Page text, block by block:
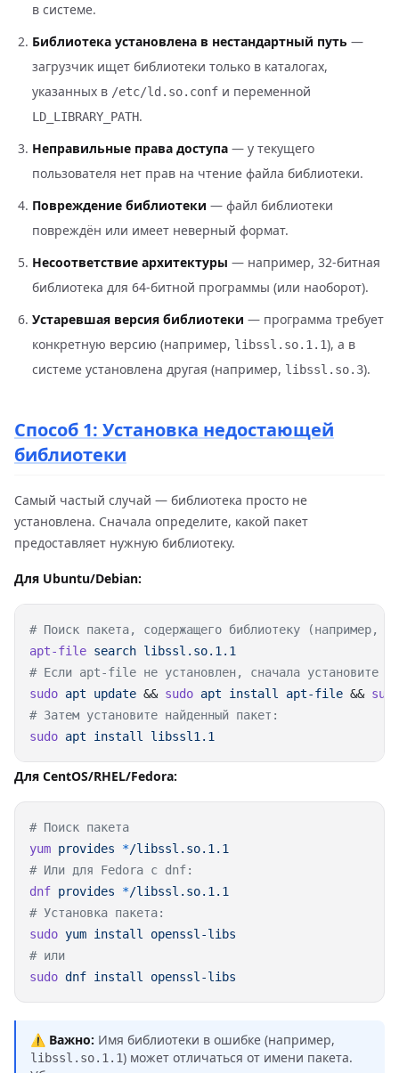
в системе.
Библиотека установлена в нестандартный путь —
загрузчик ищет библиотеки только в каталогах,
указанных в /etc/ld.so.conf и переменной
LD_LIBRARY_PATH.
Неправильные права доступа — у текущего
пользователя нет прав на чтение файла библиотеки.
Повреждение библиотеки — файл библиотеки
повреждён или имеет неверный формат.
Несоответствие архитектуры — например, 32-битная
библиотека для 64-битной программы (или наоборот).
Устаревшая версия библиотеки — программа требует
конкретную версию (например, libssl.so.1.1), а в
системе установлена другая (например, libssl.so.3).
Способ 1: Установка недостающей
библиотеки
Самый частый случай — библиотека просто не
установлена. Сначала определите, какой пакет
предоставляет нужную библиотеку.
Для Ubuntu/Debian:
apt-file search
sudo apt update && sudo apt install apt-file && sudo
sudo apt install
Для CentOS/RHEL/Fedora:
yum provides *
dnf provides *
sudo yum install
sudo dnf install
⚠️ Важно: Имя библиотеки в ошибке (например,
libssl.so.1.1) может отличаться от имени пакета.